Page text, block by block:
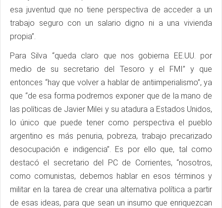
esa juventud que no tiene perspectiva de acceder a un
trabajo seguro con un salario digno ni a una vivienda
propia”.
Para Silva “queda claro que nos gobierna EE.UU. por
medio de su secretario del Tesoro y el FMI” y que
entonces “hay que volver a hablar de antiimperialismo”, ya
que “de esa forma podremos exponer que de la mano de
las políticas de Javier Milei y su atadura a Estados Unidos,
lo único que puede tener como perspectiva el pueblo
argentino es más penuria, pobreza, trabajo precarizado
desocupación e indigencia”. Es por ello que, tal como
destacó el secretario del PC de Corrientes, “nosotros,
como comunistas, debemos hablar en esos términos y
militar en la tarea de crear una alternativa política a partir
de esas ideas, para que sean un insumo que enriquezcan